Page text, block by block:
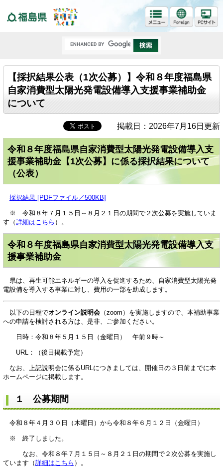
【採択結果公表（1次公募）】令和８年度福島県
自家消費型太陽光発電設備導入支援事業補助金
について
掲載日：2026年7月16日更新
令和８年度福島県自家消費型太陽光発電設備導入支
援事業補助金【1次公募】に係る採択結果について
（公表）
採択結果 [PDFファイル／500KB]
※ 令和８年７月１５日～８月２１日の期間で２次公募を実施していま
す（詳細はこちら ）。
令和８年度福島県自家消費型太陽光発電設備導入支
援事業補助金
県は、再生可能エネルギーの導入を促進するため、自家消費型太陽光発
電設備を導入する事業に対し、費用の一部を助成します。
以下の日程でオンライン説明会 （zoom）を実施しますので、本補助事業
への申請を検討される方は、是非、ご参加ください。
日時：令和８年５月１５日（金曜日） 午前９時～
URL：（後日掲載予定）
なお、上記説明会に係るURLにつきましては、開催日の３日前までに本
ホームページに掲載します。
１ 公募期間
令和８年４月３０日（木曜日）から令和８年６月１２日（金曜日）
※ 終了しました。
なお、令和８年７月１５日～８月２１日の期間で２次公募を実施し
ています（詳細はこちら ）。